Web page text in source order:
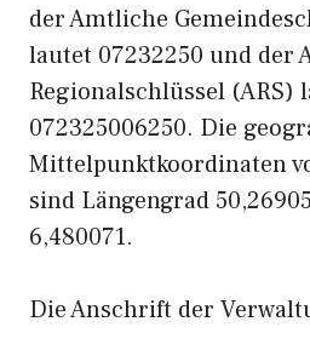
der Amtliche
lautet 07232250 und der
Regionalschlüssel (ARS)
072325006250. Die
Mittelpunktkoordinaten
sind Längengrad
6,480071.
Die Anschrift der